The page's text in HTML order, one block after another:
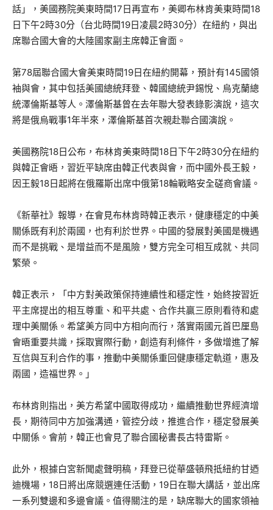
話」，美國務院美東時間17日再宣布，美卿布林肯美東時間18
日下午2時30分（台北時間19日凌晨2時30分）在紐約，與出
席聯合國大會的大陸國家副主席韓正會面。
第78屆聯合國大會美東時間19日在紐約開幕，預計有145國領
袖與會，其中包括美國總統拜登、韓國總統尹錫悅、烏克蘭總
統澤倫斯基等人。澤倫斯基曾在去年聯大發表錄影演說，這次
將是俄烏戰事1年半來，澤倫斯基首次親赴聯合國演說。
美國務院18日公布，布林肯美東時間18日下午2時30分在紐約
與韓正會晤，習近平缺席由韓正代表與會，而中國外長王毅，
因王毅18日起將在俄羅斯出席中俄第18輪戰略安全磋商會議。
《新華社》報導，在會見布林肯時韓正表示，健康穩定的中美
關係既有利於兩國，也有利於世界。中國的發展對美國是機遇
而不是挑戰、是增益而不是風險，雙方完全可相互成就、共同
繁榮。
韓正表示，「中方對美政策保持連續性和穩定性，始終按習近
平主席提出的相互尊重、和平共處、合作共贏三原則看待和處
理中美關係。希望美方同中方相向而行，落實兩國元首巴厘島
會晤重要共識，採取實際行動，創造有利條件，多做增進了解
互信與互利合作的事，推動中美關係重回健康穩定軌道，惠及
兩國，造福世界。」
布林肯則指出，美方希望中國取得成功，繼續推動世界經濟增
長，期待同中方加強溝通，管控分歧，推進合作，穩定發展美
中關係。會前，韓正也會見了聯合國秘書長古特雷斯。
此外，根據白宮新聞處聲明稿，拜登已從華盛頓飛抵紐約甘迺
迪機場，18日將出席競選連任活動，19日在聯大講話，並出席
一系列雙邊和多邊會議。值得關注的是，缺席聯大的國家領袖